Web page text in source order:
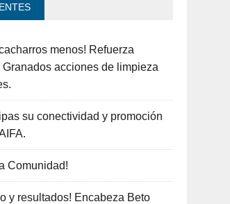
menos! Refuerza
acciones de limpieza
su conectividad y promoción
Comunidad!
y resultados! Encabeza Beto